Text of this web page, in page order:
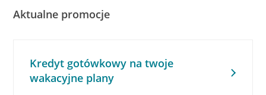
Aktualne promocje
Kredyt gotówkowy na twoje
wakacyjne plany